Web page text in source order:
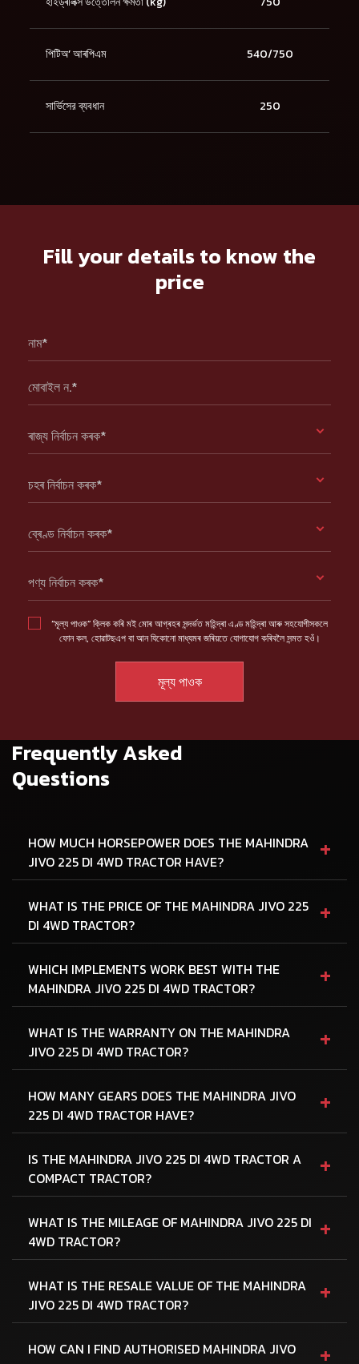
পিটিঅ’ আৰপিএম 540/750
সার্ভিসের ব্যবধান 250
Fill your details to know the
price
নাম*
মোবাইল ন.*
ৰাজ্য নিৰ্বাচন কৰক*
চহৰ নিৰ্বাচন কৰক*
ব্ৰেণ্ড নিৰ্বাচন কৰক*
পণ্য নিৰ্বাচন কৰক*
“মূল্য পাওক” ক্লিক কৰি মই মোৰ আগ্ৰহৰ সন্দৰ্ভত মহিন্দ্ৰা এণ্ড মহিন্দ্ৰা আৰু সহযোগীসকলে
ফোন কল, হোৱাটছএপ বা আন যিকোনো মাধ্যমৰ জৰিয়তে যোগাযোগ কৰিবলৈ সন্মত হওঁ।
Frequently Asked
Questions
HOW MUCH HORSEPOWER DOES THE MAHINDRA
JIVO 225 DI 4WD TRACTOR HAVE?
+
WHAT IS THE PRICE OF THE MAHINDRA JIVO 225
DI 4WD TRACTOR?
+
WHICH IMPLEMENTS WORK BEST WITH THE
MAHINDRA JIVO 225 DI 4WD TRACTOR?
+
WHAT IS THE WARRANTY ON THE MAHINDRA
JIVO 225 DI 4WD TRACTOR?
+
HOW MANY GEARS DOES THE MAHINDRA JIVO
225 DI 4WD TRACTOR HAVE?
+
IS THE MAHINDRA JIVO 225 DI 4WD TRACTOR A
COMPACT TRACTOR?
+
WHAT IS THE MILEAGE OF MAHINDRA JIVO 225 DI
4WD TRACTOR?
+
WHAT IS THE RESALE VALUE OF THE MAHINDRA
JIVO 225 DI 4WD TRACTOR?
+
HOW CAN I FIND AUTHORISED MAHINDRA JIVO
+